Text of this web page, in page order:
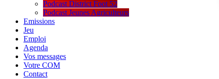
Podcast District Foot 52
Podcast Jeunes Agriculteurs
Emissions
Jeu
Emploi
Agenda
Vos messages
Votre COM
Contact